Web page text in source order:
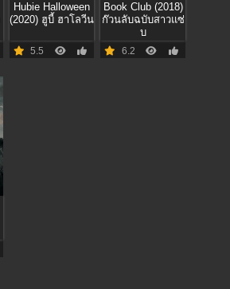
Hubie Halloween
(2020) ฮูบี้ ฮาโลวีน
5.5
Book Club (2018)
ก๊วนลับฉบับสาวแซ่
บ
6.2